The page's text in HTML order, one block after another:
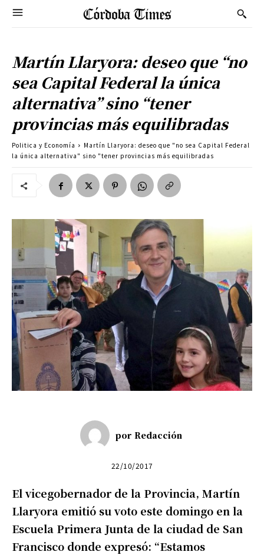
Martín Llaryora: deseo que “no
sea Capital Federal la única
alternativa” sino “tener
provincias más equilibradas
Politica y Economía
Martín Llaryora: deseo que "no sea Capital Federal
la única alternativa" sino "tener provincias más equilibradas
por Redacción
22/10/2017
El vicegobernador de la Provincia, Martín
Llaryora emitió su voto este domingo en la
Escuela Primera Junta de la ciudad de San
Francisco donde expresó: “Estamos